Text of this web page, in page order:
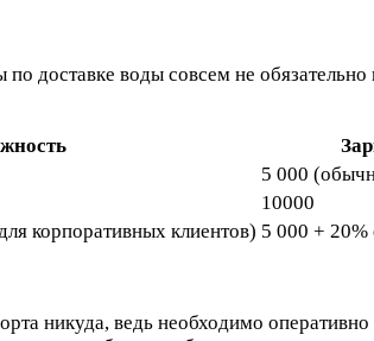
доставке воды совсем не
5 000
10000
корпоративных клиентов) 5 000 + 20%
никуда, ведь необходимо